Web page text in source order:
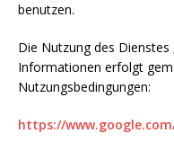
benutzen.
Die Nutzung des Dienstes
Informationen erfolgt
Nutzungsbedingungen:
https://